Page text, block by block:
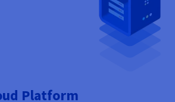
Platform